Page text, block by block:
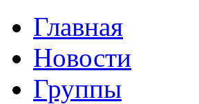
Главная
Новости
Группы